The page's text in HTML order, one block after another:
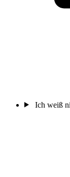
Ich weiß